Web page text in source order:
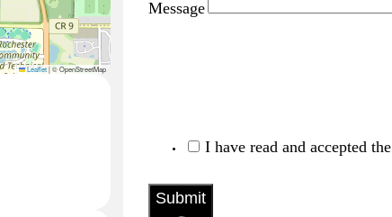
Leaflet|© OpenStreetMap
Message
I have read and accepted the
Submit